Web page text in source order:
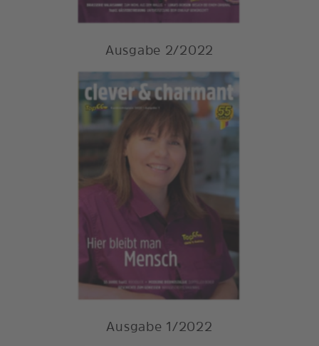
Ausgabe 2/2022
Ausgabe 1/2022